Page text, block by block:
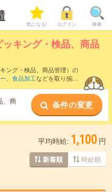
気になる! ログイン 検索
キング・検品、商品
ング・検品、商品管理）の
、 食品加工などを取り揃え
ッキング・検品、商品管理）
、商
条件の変更
平均時給: 1,100 円
新着順 時給順